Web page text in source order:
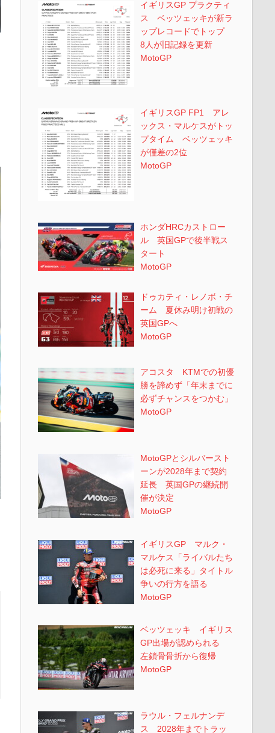
イギリスGP プラクティ
ス ベッツェッキが新ラ
ップレコードでトップ
8人が旧記録を更新
MotoGP
イギリスGP FP1 アレ
ックス・マルケスがトッ
プタイム ベッツェッキ
が僅差の2位
MotoGP
ホンダHRCカストロー
ル 英国GPで後半戦ス
タート
MotoGP
ドゥカティ・レノボ・チ
ーム 夏休み明け初戦の
英国GPへ
MotoGP
アコスタ KTMでの初優
勝を諦めず「年末までに
必ずチャンスをつかむ」
MotoGP
MotoGPとシルバースト
ーンが2028年まで契約
延長 英国GPの継続開
催が決定
MotoGP
イギリスGP マルク・
マルケス「ライバルたち
は必死に来る」タイトル
争いの行方を語る
MotoGP
ベッツェッキ イギリス
GP出場が認められる
左鎖骨骨折から復帰
MotoGP
ラウル・フェルナンデ
ス 2028年までトラッ